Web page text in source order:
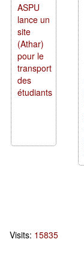
ASPU
lance un
site
(Athar)
pour le
transport
des
étudiants
Visits: 15835